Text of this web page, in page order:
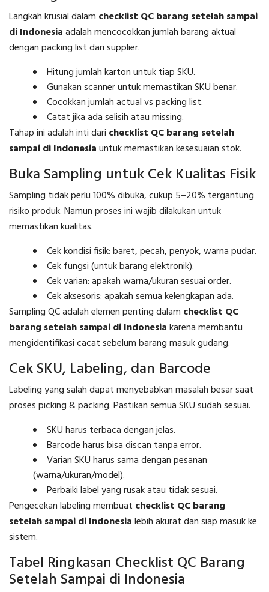
Langkah krusial dalam checklist QC barang setelah sampai
di Indonesiaadalah mencocokkan jumlah barang aktual
dengan packing list dari supplier.
Hitung jumlah karton untuk tiap SKU.
Gunakan scanner untuk memastikan SKU benar.
Cocokkan jumlah actual vs packing list.
Catat jika ada selisih atau missing.
Tahap ini adalah inti dari checklist QC barang setelah
sampai di Indonesiauntuk memastikan kesesuaian stok.
Buka Sampling untuk Cek Kualitas Fisik
Sampling tidak perlu 100% dibuka, cukup 5–20% tergantung
risiko produk. Namun proses ini wajib dilakukan untuk
memastikan kualitas.
Cek kondisi fisik: baret, pecah, penyok, warna pudar.
Cek fungsi (untuk barang elektronik).
Cek varian: apakah warna/ukuran sesuai order.
Cek aksesoris: apakah semua kelengkapan ada.
Sampling QC adalah elemen penting dalam checklist QC
barang setelah sampai di Indonesiakarena membantu
mengidentifikasi cacat sebelum barang masuk gudang.
Cek SKU, Labeling, dan Barcode
Labeling yang salah dapat menyebabkan masalah besar saat
proses picking & packing. Pastikan semua SKU sudah sesuai.
SKU harus terbaca dengan jelas.
Barcode harus bisa discan tanpa error.
Varian SKU harus sama dengan pesanan
(warna/ukuran/model).
Perbaiki label yang rusak atau tidak sesuai.
Pengecekan labeling membuat checklist QC barang
setelah sampai di Indonesialebih akurat dan siap masuk ke
sistem.
Tabel Ringkasan Checklist QC Barang
Setelah Sampai di Indonesia